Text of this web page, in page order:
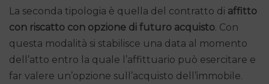
La seconda tipologia è quella del contratto di affitto
con riscatto con opzione di futuro acquisto. Con
questa modalità si stabilisce una data al momento
dell’atto entro la quale l’affittuario può esercitare e
far valere un’opzione sull’acquisto dell’immobile.